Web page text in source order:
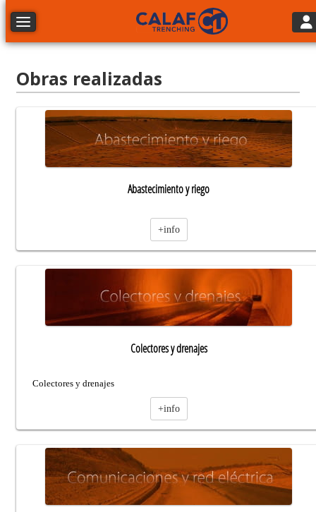
Toggle navigation
Obras realizadas
Abastecimiento y riego
+info
Colectores y drenajes
Colectores y drenajes
+info